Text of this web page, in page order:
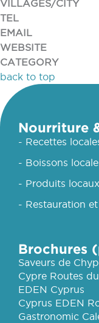
VILLAGES/CITY
TEL
EMAIL
WEBSITE
CATEGORY
back to top
Nourriture
- Recettes
- Boissons
- Produits locaux
- Restauration
Brochures
Saveurs de
Cypre Routes
EDEN Cyprus
Cyprus EDEN
Gastronomic